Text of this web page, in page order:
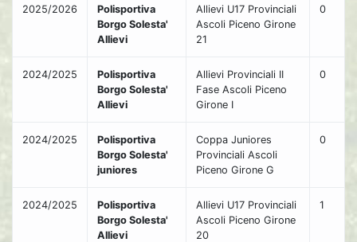
2025/2026
Polisportiva
Borgo Solesta'
Allievi
Allievi U17 Provinciali
Ascoli Piceno Girone
21
0
2024/2025
Polisportiva
Borgo Solesta'
Allievi
Allievi Provinciali II
Fase Ascoli Piceno
Girone I
0
2024/2025
Polisportiva
Borgo Solesta'
juniores
Coppa Juniores
Provinciali Ascoli
Piceno Girone G
0
2024/2025
Polisportiva
Borgo Solesta'
Allievi
Allievi U17 Provinciali
Ascoli Piceno Girone
20
1